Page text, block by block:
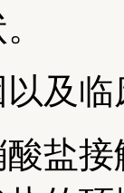
及临
盐